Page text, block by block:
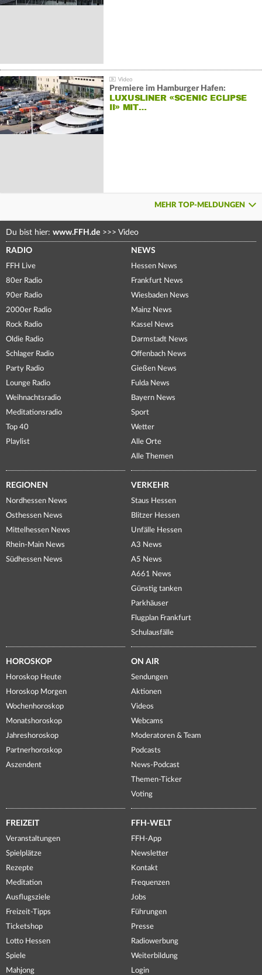
Premiere im Hamburger Hafen:
LUXUSLINER «SCENIC ECLIPSE
II» MIT…
MEHR TOP-MELDUNGEN
Du bist hier: www.FFH.de >>> Video
RADIO
FFH Live
80er Radio
90er Radio
2000er Radio
Rock Radio
Oldie Radio
Schlager Radio
Party Radio
Lounge Radio
Weihnachtsradio
Meditationsradio
Top 40
Playlist
NEWS
Hessen News
Frankfurt News
Wiesbaden News
Mainz News
Kassel News
Darmstadt News
Offenbach News
Gießen News
Fulda News
Bayern News
Sport
Wetter
Alle Orte
Alle Themen
REGIONEN
Nordhessen News
Osthessen News
Mittelhessen News
Rhein-Main News
Südhessen News
VERKEHR
Staus Hessen
Blitzer Hessen
Unfälle Hessen
A3 News
A5 News
A661 News
Günstig tanken
Parkhäuser
Flugplan Frankfurt
Schulausfälle
HOROSKOP
Horoskop Heute
Horoskop Morgen
Wochenhoroskop
Monatshoroskop
Jahreshoroskop
Partnerhoroskop
Aszendent
ON AIR
Sendungen
Aktionen
Videos
Webcams
Moderatoren & Team
Podcasts
News-Podcast
Themen-Ticker
Voting
FREIZEIT
Veranstaltungen
Spielplätze
Rezepte
Meditation
Ausflugsziele
Freizeit-Tipps
Ticketshop
Lotto Hessen
Spiele
Mahjong
FFH-WELT
FFH-App
Newsletter
Kontakt
Frequenzen
Jobs
Führungen
Presse
Radiowerbung
Weiterbildung
Login